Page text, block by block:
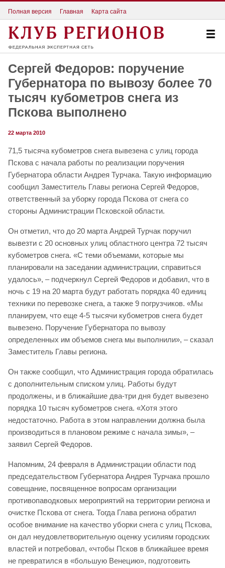
Полная версия Главная Карта сайта
Сергей Федоров: поручение
Губернатора по вывозу более 70
тысяч кубометров снега из
Пскова выполнено
22 марта 2010
71,5 тысяча кубометров снега вывезена с улиц города
Пскова с начала работы по реализации поручения
Губернатора области Андрея Турчака. Такую информацию
сообщил Заместитель Главы региона Сергей Федоров,
ответственный за уборку города Пскова от снега со
стороны Администрации Псковской области.
Он отметил, что до 20 марта Андрей Турчак поручил
вывезти с 20 основных улиц областного центра 72 тысяч
кубометров снега. «С теми объемами, которые мы
планировали на заседании администрации, справиться
удалось», – подчеркнул Сергей Федоров и добавил, что в
ночь с 19 на 20 марта будут работать порядка 40 единиц
техники по перевозке снега, а также 9 погрузчиков. «Мы
планируем, что еще 4-5 тысячи кубометров снега будет
вывезено. Поручение Губернатора по вывозу
определенных им объемов снега мы выполнили», – сказал
Заместитель Главы региона.
Он также сообщил, что Администрация города обратилась
с дополнительным списком улиц. Работы будут
продолжены, и в ближайшие два-три дня будет вывезено
порядка 10 тысяч кубометров снега. «Хотя этого
недостаточно. Работа в этом направлении должна была
производиться в плановом режиме с начала зимы», –
заявил Сергей Федоров.
Напомним, 24 февраля в Администрации области под
председательством Губернатора Андрея Турчака прошло
совещание, посвященное вопросам организации
противопаводковых мероприятий на территории региона и
очистке Пскова от снега. Тогда Глава региона обратил
особое внимание на качество уборки снега с улиц Пскова,
он дал неудовлетворительную оценку усилиям городских
властей и потребовал, «чтобы Псков в ближайшее время
не превратился в «большую Венецию», подготовить